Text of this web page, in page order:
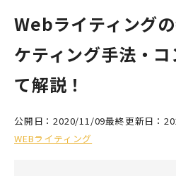
SERVICE
Q&A
Webライティング
ケティング手法・
て解説！
公開日：2020/11/09最終更新日：
WEBライティング